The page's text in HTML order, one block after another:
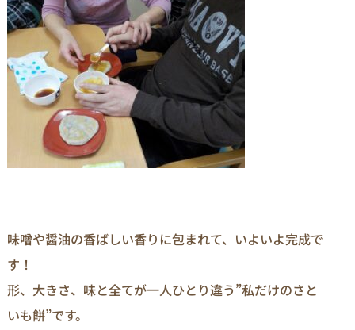
味噌や醤油の香ばしい香りに包まれて、いよいよ完成で
す！
形、大きさ、味と全てが一人ひとり違う”私だけのさと
いも餅”です。